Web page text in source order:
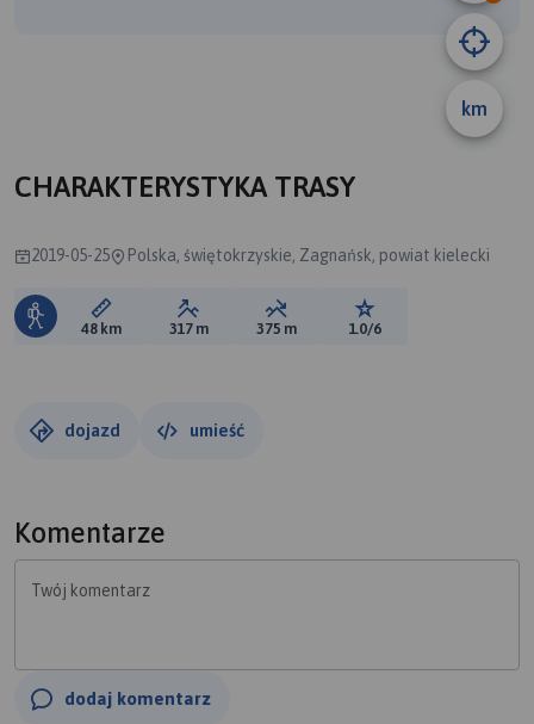
km
CHARAKTERYSTYKA TRASY
2019-05-25 Polska, świętokrzyskie, Zagnańsk, powiat kielecki
Długość trasy:
48 km Suma przewyższeń:
317 m Suma spadków:
375 m Ocena trasy:
1.0/6
dojazd umieść
Komentarze
Twój komentarz
dodaj komentarz